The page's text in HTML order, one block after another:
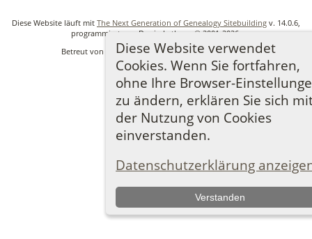
Diese Website verwendet
Cookies. Wenn Sie fortfahren,
ohne Ihre Browser-
zu ändern, erklären Sie sich
der Nutzung von Cookies
einverstanden.
Datenschutzerklärung
Verstanden
Diese Website läuft mit The Next Generation of Genealogy Sitebuilding v. 14.0.6,
programmiert von Darrin Lythgoe © 2001-2026.
Betreut von
Ronny Lindner. |Datenschutzerklärung.